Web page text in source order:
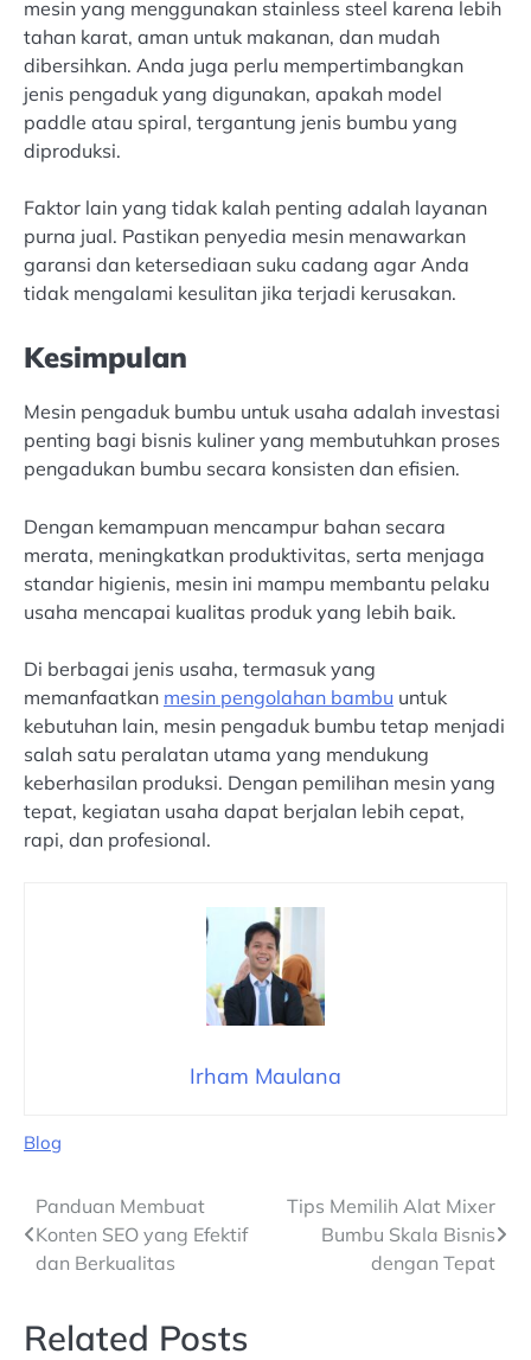
mesin yang menggunakan stainless steel karena lebih
tahan karat, aman untuk makanan, dan mudah
dibersihkan. Anda juga perlu mempertimbangkan
jenis pengaduk yang digunakan, apakah model
paddle atau spiral, tergantung jenis bumbu yang
diproduksi.
Faktor lain yang tidak kalah penting adalah layanan
purna jual. Pastikan penyedia mesin menawarkan
garansi dan ketersediaan suku cadang agar Anda
tidak mengalami kesulitan jika terjadi kerusakan.
Kesimpulan
Mesin pengaduk bumbu untuk usaha adalah investasi
penting bagi bisnis kuliner yang membutuhkan proses
pengadukan bumbu secara konsisten dan efisien.
Dengan kemampuan mencampur bahan secara
merata, meningkatkan produktivitas, serta menjaga
standar higienis, mesin ini mampu membantu pelaku
usaha mencapai kualitas produk yang lebih baik.
Di berbagai jenis usaha, termasuk yang
memanfaatkan mesin pengolahan bambu untuk
kebutuhan lain, mesin pengaduk bumbu tetap menjadi
salah satu peralatan utama yang mendukung
keberhasilan produksi. Dengan pemilihan mesin yang
tepat, kegiatan usaha dapat berjalan lebih cepat,
rapi, dan profesional.
Irham Maulana
Blog
Navigasi
pos
Panduan Membuat
Konten SEO yang Efektif
dan Berkualitas
Tips Memilih Alat Mixer
Bumbu Skala Bisnis
dengan Tepat
Related Posts